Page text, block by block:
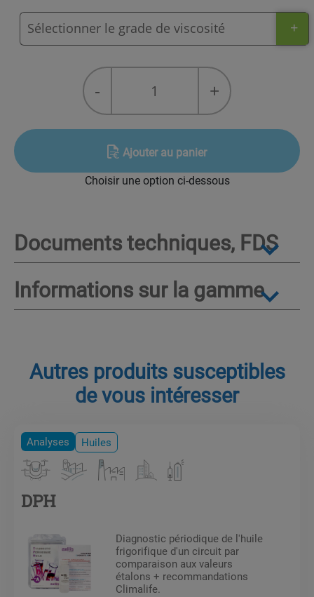
+
Lunaria
FR
Série
- +
Ajouter au panier
Choisir une option ci-dessous
Documents techniques, FDS
Informations sur la gamme
Autres produits susceptibles
de vous intéresser
Analyses Huiles
DPH
Diagnostic périodique de l'huile
frigorifique d'un circuit par
comparaison aux valeurs
étalons + recommandations
Climalife.